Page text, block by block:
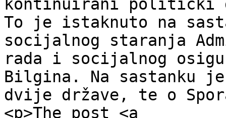
kontinuirani politički
To je istaknuto na
socijalnog staranja
rada i socijalnog
Bilgina. Na sastanku
dvije države, te o
<p>The post <a